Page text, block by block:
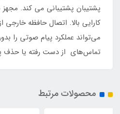
پشتیبان پشتیبانی می کند. مجهز
می‌تواند عملکرد پیام صوتی را
تماس‌های از دست رفته یا حذف
محصولات مرتبط